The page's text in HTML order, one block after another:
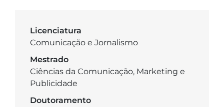
Licenciatura
Comunicação e Jornalismo
Mestrado
Ciências da Comunicação, Marketing e
Publicidade
Doutoramento